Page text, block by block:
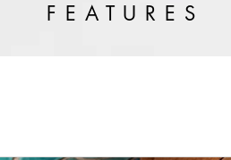
FEATURES